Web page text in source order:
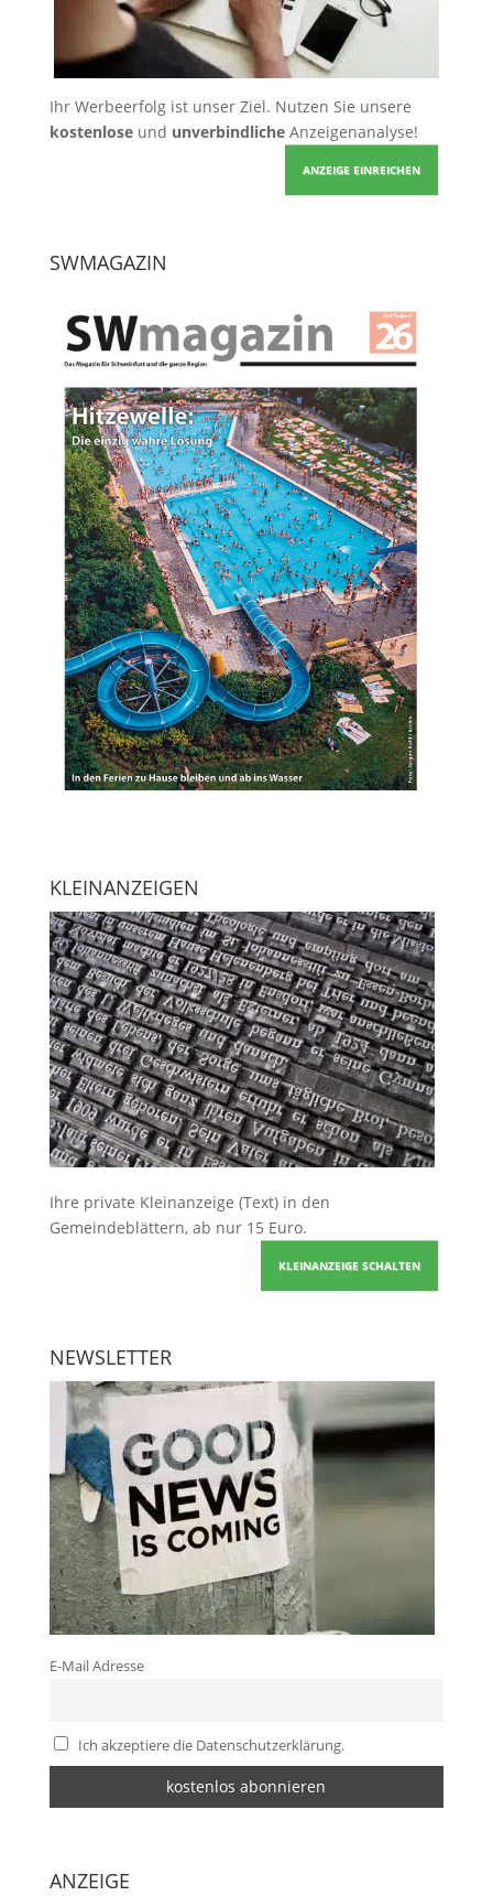
Ihr Werbeerfolg ist unser Ziel. Nutzen Sie unsere
kostenloseund unverbindlicheAnzeigenanalyse!
ANZEIGE EINREICHEN
SWMAGAZIN
KLEINANZEIGEN
Ihre private Kleinanzeige (Text) in den
Gemeindeblättern, ab nur 15 Euro.
KLEINANZEIGE SCHALTEN
NEWSLETTER
E-Mail Adresse
Ich akzeptiere die Datenschutzerklärung.
ANZEIGE